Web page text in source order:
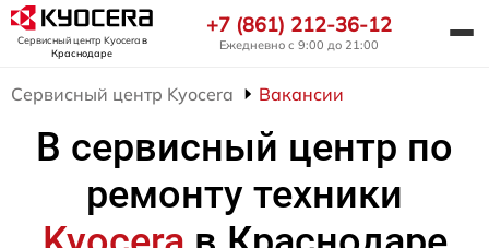
Сервисный центр Kyoceraв
Краснодаре
+7 (861) 212-36-12
Ежедневно с 9:00 до 21:00
Сервисный центр Kyocera Вакансии
В сервисный центр по
ремонту техники